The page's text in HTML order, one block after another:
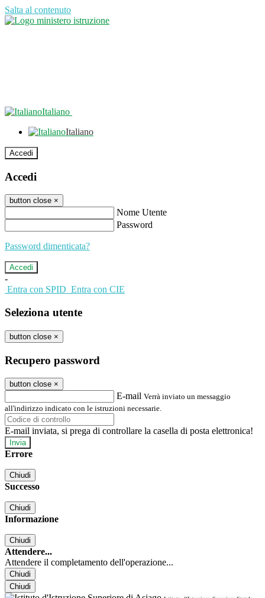
Salta al contenuto
Italiano
Italiano
Accedi
Accedi
button close ×
Nome Utente
Password
Password dimenticata?
-
Entra con SPID Entra con CIE
Seleziona utente
button close ×
Recupero password
button close ×
E-mail Verrà inviato un messaggio
all'indirizzo indicato con le istruzioni necessarie.
E-mail inviata, si prega di controllare la casella di posta elettronica!
Errore
Chiudi
Successo
Chiudi
Informazione
Chiudi
Attendere...
Attendere il completamento dell'operazione...
Chiudi
Chiudi